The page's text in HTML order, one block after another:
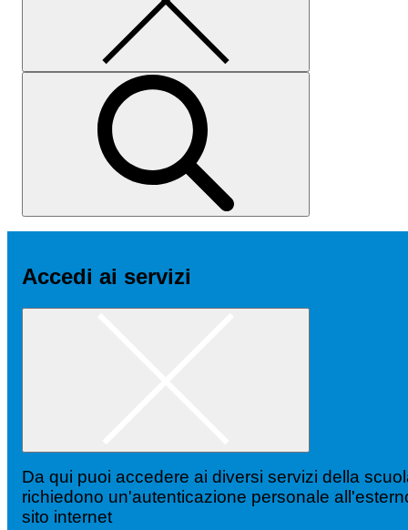
Accedi ai servizi
Da qui puoi accedere ai diversi servizi della
richiedono un'autenticazione personale
sito internet